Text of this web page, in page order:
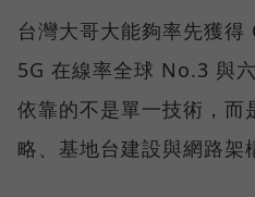
台灣大哥大能夠率先獲
5G 在線率全球 No.3 與
依靠的不是單一技術，而
略、基地台建設與網路架